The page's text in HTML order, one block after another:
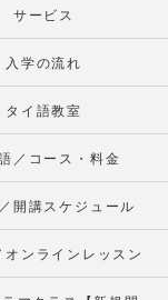
サービス
入学の流れ
タイ語教室
／コース・料金
開講スケジュール
オンラインレッスン